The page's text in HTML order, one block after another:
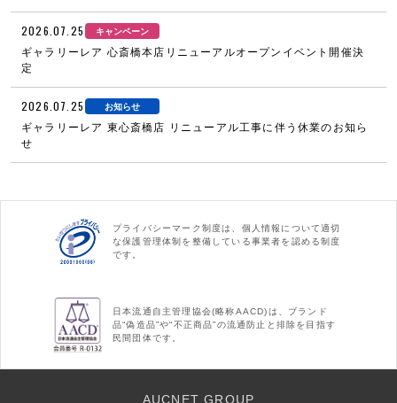
2026.07.25 キャンペーン
ギャラリーレア 心斎橋本店リニューアルオープンイベント開催決
定
2026.07.25 お知らせ
ギャラリーレア 東心斎橋店 リニューアル工事に伴う休業のお知ら
せ
プライバシーマーク制度は、個人情報について適切
な保護管理体制を整備している事業者を認める制度
です。
日本流通自主管理協会(略称AACD)は、ブランド
品“偽造品”や“不正商品”の流通防止と排除を目指す
民間団体です。
AUCNET GROUP